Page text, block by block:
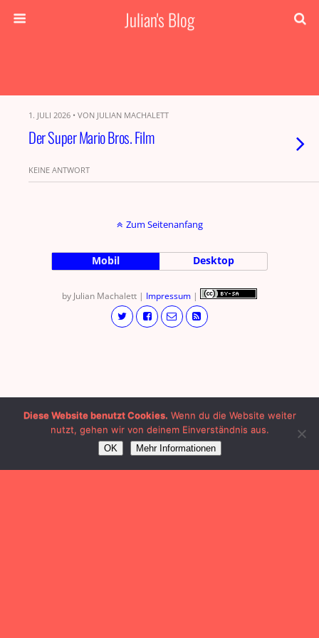
Julian's Blog
1. JULI 2026 • VON JULIAN MACHALETT
Der Super Mario Bros. Film
KEINE ANTWORT
Zum Seitenanfang
Mobil Desktop
by Julian Machalett | Impressum |
Diese Website benutzt Cookies. Wenn du die Website weiter
nutzt, gehen wir von deinem Einverständnis aus.
OK Mehr Informationen